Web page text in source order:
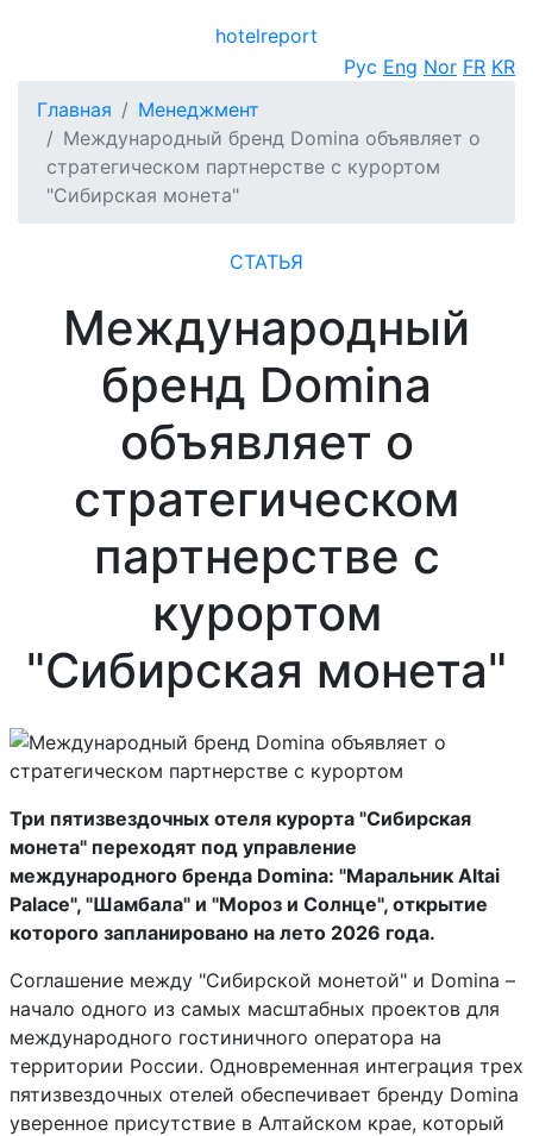
hotelreport
Рус Eng Nor FR KR
Главная
Менеджмент
Международный бренд Domina объявляет о
стратегическом партнерстве c курортом
"Сибирская монета"
СТАТЬЯ
Международный
бренд Domina
объявляет о
стратегическом
партнерстве c
курортом
"Сибирская монета"
Три пятизвездочных отеля курорта "Сибирская
монета" переходят под управление
международного бренда Domina: "Маральник Altai
Palace", "Шамбала" и "Мороз и Солнце", открытие
которого запланировано на лето 2026 года.
Соглашение между "Сибирской монетой" и Domina –
начало одного из самых масштабных проектов для
международного гостиничного оператора на
территории России. Одновременная интеграция трех
пятизвездочных отелей обеспечивает бренду Domina
уверенное присутствие в Алтайском крае, который